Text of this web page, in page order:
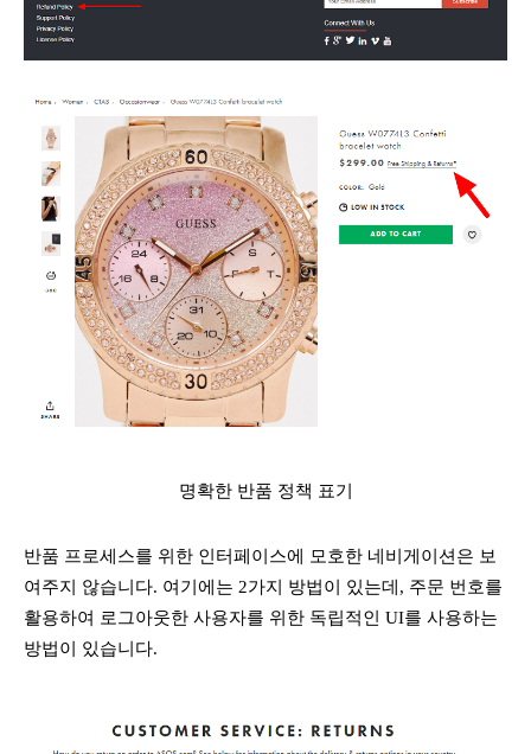
명확한 반품 정책 표기
반품 프로세스를 위한 인터페이스에 모호한 네비게이션은 보
여주지 않습니다. 여기에는 2가지 방법이 있는데, 주문 번호를
활용하여 로그아웃한 사용자를 위한 독립적인 UI를 사용하는
방법이 있습니다.